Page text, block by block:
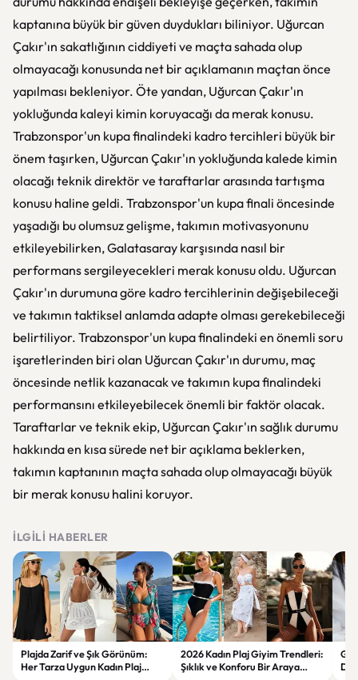
kaptanına büyük bir güven duydukları biliniyor. Uğurcan
Çakır'ın sakatlığının ciddiyeti ve maçta sahada olup
olmayacağı konusunda net bir açıklamanın maçtan önce
yapılması bekleniyor. Öte yandan, Uğurcan Çakır'ın
yokluğunda kaleyi kimin koruyacağı da merak konusu.
Trabzonspor'un kupa finalindeki kadro tercihleri büyük bir
önem taşırken, Uğurcan Çakır'ın yokluğunda kalede kimin
olacağı teknik direktör ve taraftarlar arasında tartışma
konusu haline geldi. Trabzonspor'un kupa finali öncesinde
yaşadığı bu olumsuz gelişme, takımın motivasyonunu
etkileyebilirken, Galatasaray karşısında nasıl bir
performans sergileyecekleri merak konusu oldu. Uğurcan
Çakır'ın durumuna göre kadro tercihlerinin değişebileceği
ve takımın taktiksel anlamda adapte olması gerekebileceği
belirtiliyor. Trabzonspor'un kupa finalindeki en önemli soru
işaretlerinden biri olan Uğurcan Çakır'ın durumu, maç
öncesinde netlik kazanacak ve takımın kupa finalindeki
performansını etkileyebilecek önemli bir faktör olacak.
Taraftarlar ve teknik ekip, Uğurcan Çakır'ın sağlık durumu
hakkında en kısa sürede net bir açıklama beklerken,
takımın kaptanının maçta sahada olup olmayacağı büyük
bir merak konusu halini koruyor.
İLGILI HABERLER
Plajda Zarif ve Şık Görünüm:
Her Tarza Uygun Kadın Plaj
2026 Kadın Plaj Giyim Trendleri:
Şıklık ve Konforu Bir Araya